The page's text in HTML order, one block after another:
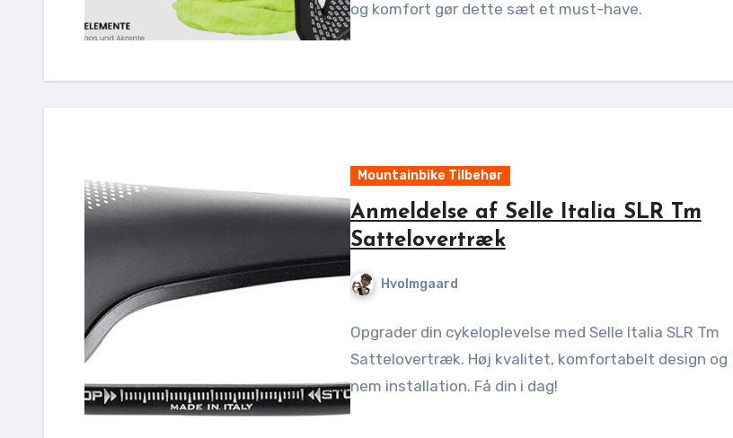
og komfort gør dette sæt et must-have.
Mountainbike Tilbehør
Anmeldelse af Selle Italia SLR Tm
Sattelovertræk
Hvolmgaard
Opgrader din cykeloplevelse med Selle Italia SLR Tm
Sattelovertræk. Høj kvalitet, komfortabelt design og
nem installation. Få din i dag!